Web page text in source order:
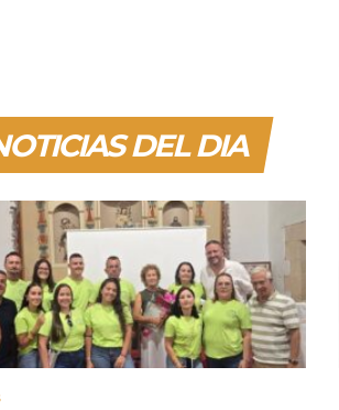
DEL DIA